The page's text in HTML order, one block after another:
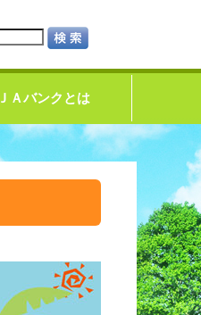
ＪＡバンクとは